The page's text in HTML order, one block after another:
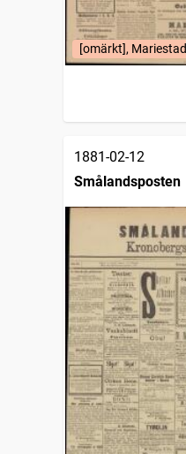
[omärkt], Mariestad
1881-02-12
Smålandsposten